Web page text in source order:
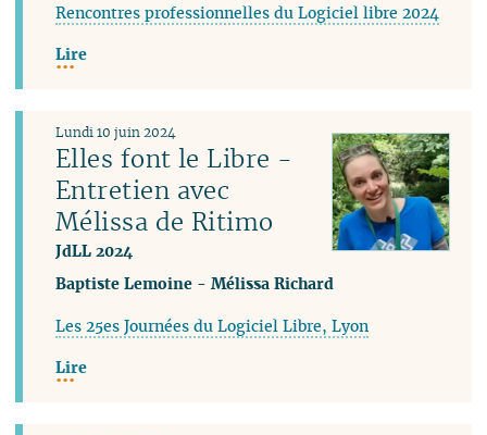
Rencontres professionnelles du Logiciel libre 2024
Lire
Elles font le Libre -
Entretien avec
Mélissa de Ritimo
JdLL 2024
Lundi 10 juin 2024
Baptiste Lemoine -Mélissa Richard
Les 25es Journées du Logiciel Libre, Lyon
Lire